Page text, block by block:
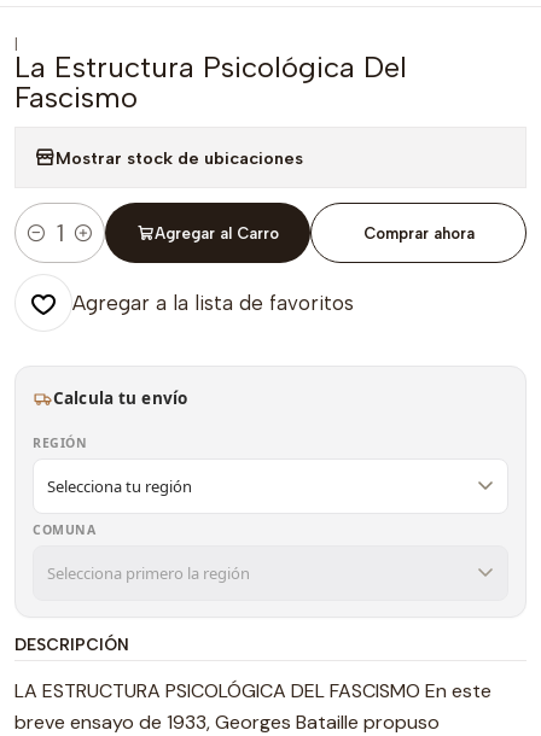
|
La Estructura Psicológica Del
Fascismo
Mostrar stock de ubicaciones
Cantidad
Agregar al Carro Comprar ahora
Agregar a la lista de favoritos
Calcula tu envío
REGIÓN
COMUNA
DESCRIPCIÓN
LA ESTRUCTURA PSICOLÓGICA DEL FASCISMO En este
breve ensayo de 1933, Georges Bataille propuso